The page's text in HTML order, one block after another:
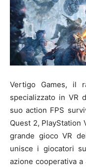
Vertigo Games, il
specializzato in VR
suo action FPS
Quest 2, PlayStation
grande gioco VR
unisce i giocatori
azione cooperativa